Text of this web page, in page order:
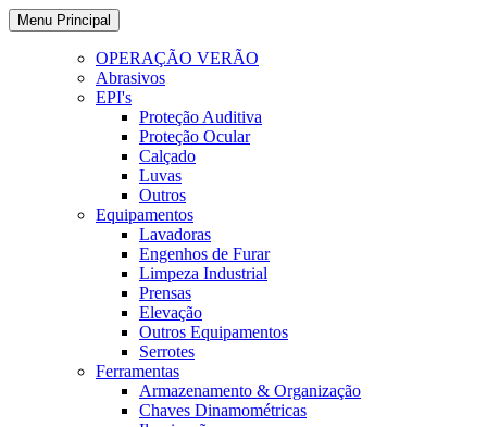
Ir
para
Menu Principal
OPERAÇÃO VERÃO
Abrasivos
EPI's
Proteção Auditiva
Proteção Ocular
Calçado
Luvas
Outros
Equipamentos
Lavadoras
Engenhos de Furar
Limpeza Industrial
Prensas
Elevação
Outros Equipamentos
Serrotes
Ferramentas
Armazenamento & Organização
Chaves Dinamométricas